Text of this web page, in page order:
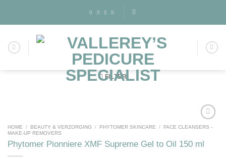
content
FILTER
Toevoegen
HOME / BEAUTY & VERZORGING / PHYTOMER SKINCARE /
FACE CLEANSERS -
MAKE-UP REMOVERS
Phytomer Pionniere XMF Supreme Gel to Oil 150 ml